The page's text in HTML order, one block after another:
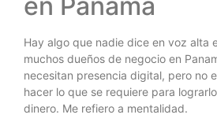
Hay algo que nadie dice en voz alta
muchos dueños de negocio en
necesitan presencia digital, pero no
hacer lo que se requiere para
dinero. Me refiero a mentalidad.